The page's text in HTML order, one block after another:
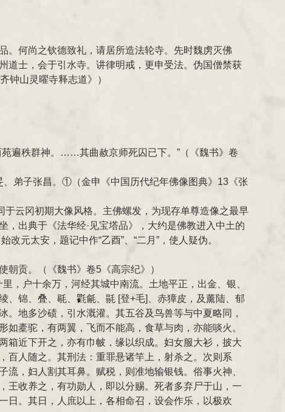
何尚之钦德致礼，请居所造法轮寺。先时魏虏灭佛
士，会于引水寺。讲律明戒，更申受法。伪国僧禁获
钟山灵曜寺释志道》）
遍秩群神。……其曲赦京师死囚已下。”（《魏书》卷
、弟子张昌。①（金申《中国历代纪年佛像图典》13《张
云冈初期大像风格。主佛螺发，为现存单尊造像之最早
出典于《法华经·见宝塔品》，大约是佛教进入中土的
元太安，题记中作“乙酉”、“二月”，使人疑伪。
贡。（《魏书》卷5《高宗纪》）
，户十余万，河经其城中南流。土地平正，出金、银、
、锦、叠、毼、氍毹、毾 [登+毛]、赤獐皮，及薰陆、郁
地多沙碛，引水溉灌。其五谷及鸟兽等与中夏略同，
橐驼，有两翼，飞而不能高，食草与肉，亦能啖火。
箱近下开之，亦有巾帔，缘以织成。妇女服大衫，披大
人随之。其刑法：重罪悬诸竿上，射杀之。次则系
，妇人割其耳鼻。赋税，则准地输银钱。俗事火神、
王收养之，有功勋人，即以分赐。死者多弃尸于山，一
日。其日，人庶以上，各相命召，设会作乐，以极欢